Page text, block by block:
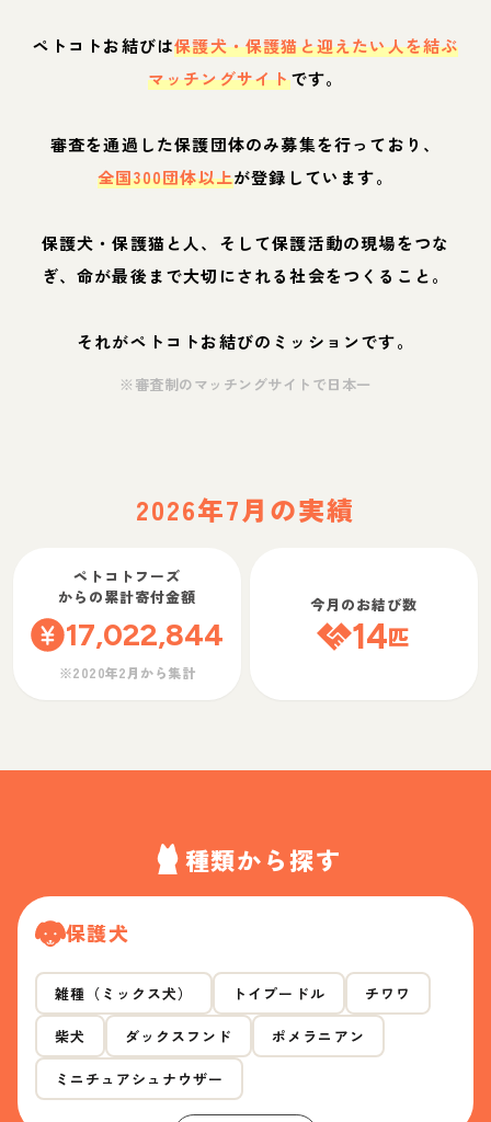
ペトコトお結びは保護犬・保護猫と迎えたい人を結ぶ
マッチングサイトです。
審査を通過した保護団体のみ募集を行っており、
全国300団体以上が登録しています。
保護犬・保護猫と人、そして保護活動の現場をつな
ぎ、命が最後まで大切にされる社会をつくること。
それがペトコトお結びのミッションです。
※審査制のマッチングサイトで日本一
2026年7月の実績
ペトコトフーズ
からの累計寄付金額
17,022,844
※2020年2月から集計
今月のお結び数
14匹
種類から探す
保護犬
雑種（ミックス犬） トイプードル チワワ
柴犬 ダックスフンド ポメラニアン
ミニチュアシュナウザー